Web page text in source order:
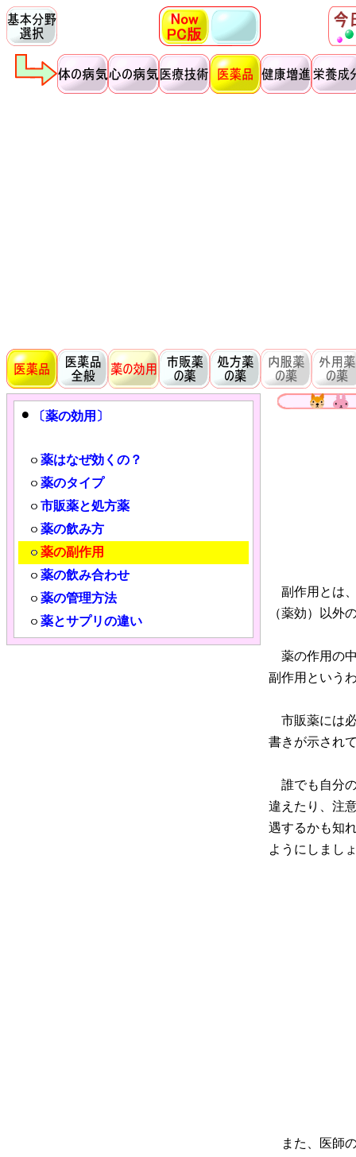
副作用とは
（薬効）以外
薬の作用の
副作用という
市販薬には
書きが示され
誰でも自分
違えたり、注
遇するかも知
ようにしまし
また、医師
〔薬の効用〕
薬はなぜ効くの？
薬のタイプ
市販薬と処方薬
薬の飲み方
薬の副作用
薬の飲み合わせ
薬の管理方法
薬とサプリの違い